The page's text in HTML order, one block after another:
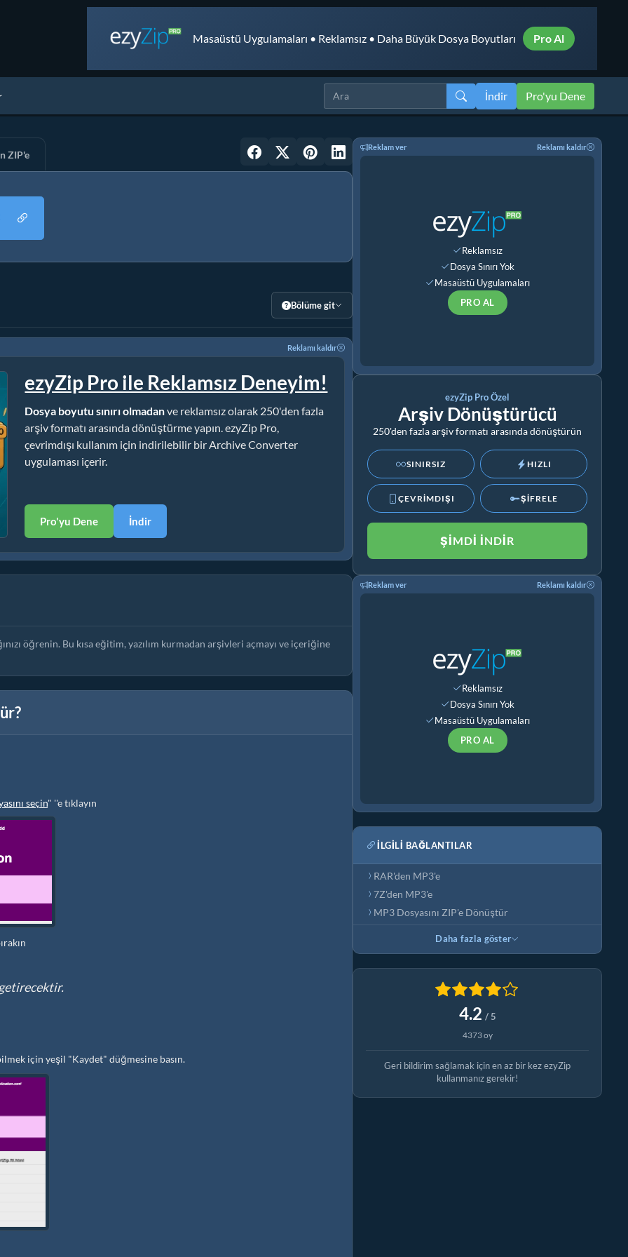
Masaüstü Uygulamaları • Reklamsız • Daha Büyük Dosya Boyutları Pro Al
İndir Pro'yu Dene
ZIP'e
Bölüme git
Reklamı kaldır
ezyZip Pro ile Reklamsız Deneyim!
Dosya boyutu sınırı olmadanve reklamsız olarak 250'den fazla
arşiv formatı arasında dönüştürme yapın. ezyZip Pro,
çevrimdışı kullanım için indirilebilir bir Archive Converter
uygulaması içerir.
Pro'yu Dene İndir
öğrenin. Bu kısa eğitim, yazılım kurmadan arşivleri açmayı ve içeriğine
seçin" ''e tıklayın
için yeşil "Kaydet" düğmesine basın.
Reklam ver Reklamı kaldır
Reklamsız
Dosya Sınırı Yok
Masaüstü Uygulamaları
PRO AL
ezyZip Pro Özel
Arşiv Dönüştürücü
250'den fazla arşiv formatı arasında dönüştürün
SINIRSIZ HIZLI
ÇEVRİMDIŞI ŞİFRELE
ŞIMDI İNDIR
Reklam ver Reklamı kaldır
Reklamsız
Dosya Sınırı Yok
Masaüstü Uygulamaları
PRO AL
İLGILI BAĞLANTILAR
RAR'den MP3'e
7Z'den MP3'e
MP3 Dosyasını ZIP'e Dönüştür
Daha fazla göster
4.2 / 5
4373 oy
Geri bildirim sağlamak için en az bir kez ezyZip
kullanmanız gerekir!